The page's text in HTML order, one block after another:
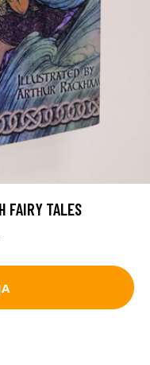
FAIRY TALES